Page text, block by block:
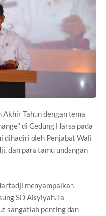
Tahun dengan tema
di Gedung Harsa pada
dihadiri oleh Penjabat Wali
dan para tamu undangan
menyampaikan
SD Aisyiyah. Ia
sangatlah penting dan